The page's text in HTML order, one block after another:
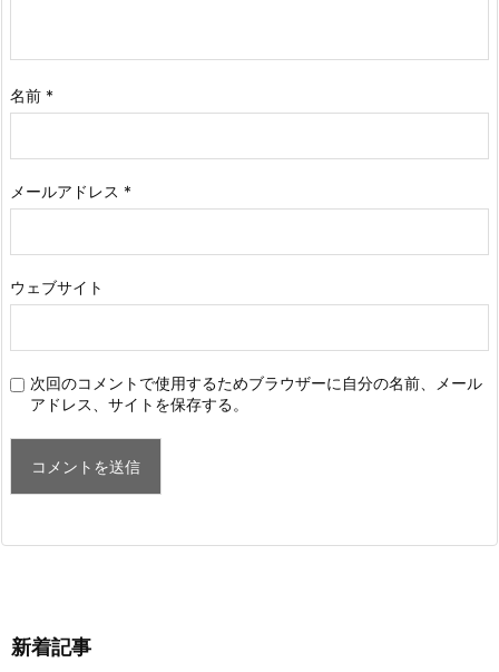
名前 *
メールアドレス *
ウェブサイト
次回のコメントで使用するためブラウザーに自分の名前、メール
アドレス、サイトを保存する。
新着記事